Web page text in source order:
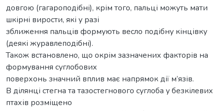
довгою (гагароподібні), крім того, пальці можуть мати
шкірні вирости, які у разі
зближення пальців формують весло подібну кінцівку
(деякі журавлеподібні).
Також встановлено, що окрім зазначених факторів на
формування суглобових
поверхонь значний вплив має напрямок дії м’язів.
В ділянці стегна та тазостегнового суглоба у безкілевих
птахів розміщено